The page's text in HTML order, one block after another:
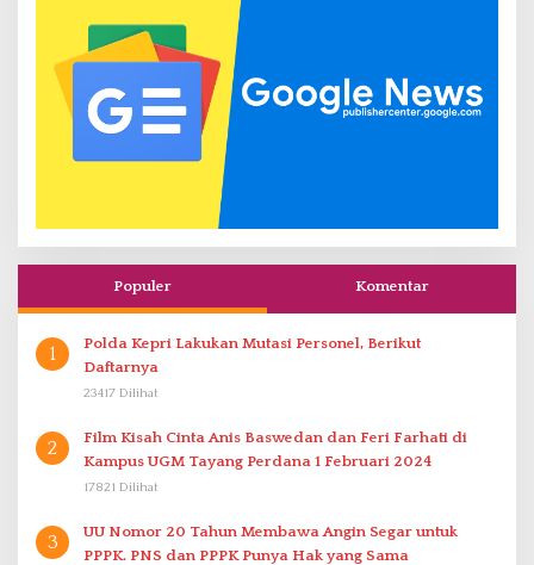
Populer Komentar
1
Polda Kepri Lakukan Mutasi Personel, Berikut
Daftarnya
23417 Dilihat
2
Film Kisah Cinta Anis Baswedan dan Feri Farhati di
Kampus UGM Tayang Perdana 1 Februari 2024
17821 Dilihat
3
UU Nomor 20 Tahun Membawa Angin Segar untuk
PPPK. PNS dan PPPK Punya Hak yang Sama